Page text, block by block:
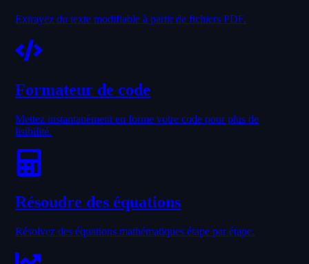
Extrayez du texte modifiable à partir de fichiers PDF.
Formateur de code
Mettez instantanément en forme votre code pour plus de
lisibilité.
Résoudre des équations
Résolvez des équations mathématiques étape par étape.